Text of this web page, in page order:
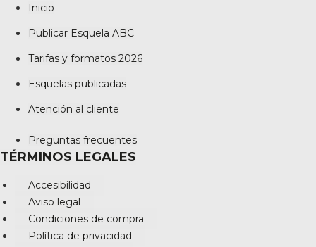
Inicio
Publicar Esquela ABC
Tarifas y formatos 2026
Esquelas publicadas
Atención al cliente
Preguntas frecuentes
TÉRMINOS LEGALES
Accesibilidad
Aviso legal
Condiciones de compra
Política de privacidad